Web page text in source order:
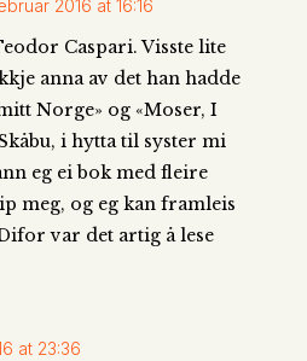
2016 at 16:16
Caspari. Visste lite
anna av det han hadde
Norge» og «Moser, I
i hytta til syster mi
eg ei bok med fleire
meg, og eg kan framleis
var det artig å lese
at 23:36